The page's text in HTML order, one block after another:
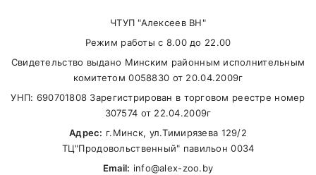
+375(29) 625-98-33(A1),+375(33) 637-31-
)
Карта доставки нашими курьерами:
Name
ЧТУП "Алексеев ВН"
Режим работы с 8.00 до 22.00
Свидетельство выдано Минским районным исполнительным
комитетом 0058830 от 20.04.2009г
УНП: 690701808 Зарегистрирован в торговом реестре номер
307574 от 22.04.2009г
Адрес: г.Минск, ул.Тимирязева 129/2
ТЦ"Продовольственный" павильон 0034
Email: info@alex-zoo.by